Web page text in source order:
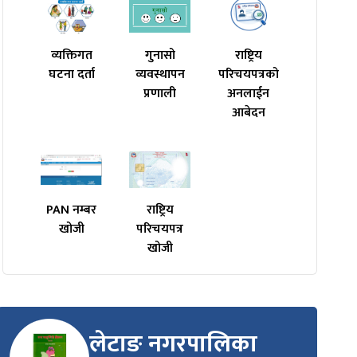
व्यक्तिगत
घटना दर्ता
गुनासो
व्यवस्थापन
प्रणाली
राष्ट्रिय
परिचयपत्रको
अनलाईन
आबेदन
PAN नम्बर
खोजी
राष्ट्रिय
परिचयपत्र
खोजी
लेटाङ नगरपालिका